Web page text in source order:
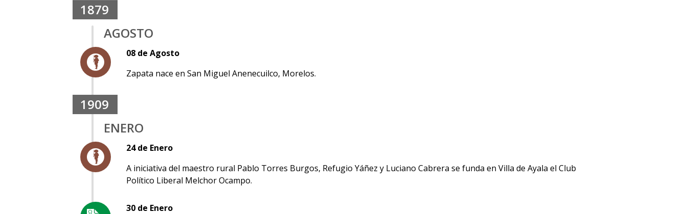
1879
AGOSTO
08 de Agosto
Zapata nace en San Miguel Anenecuilco, Morelos.
1909
ENERO
24 de Enero
A iniciativa del maestro rural Pablo Torres Burgos, Refugio Yáñez y Luciano Cabrera se funda en Villa de Ayala el Club
Político Liberal Melchor Ocampo.
30 de Enero